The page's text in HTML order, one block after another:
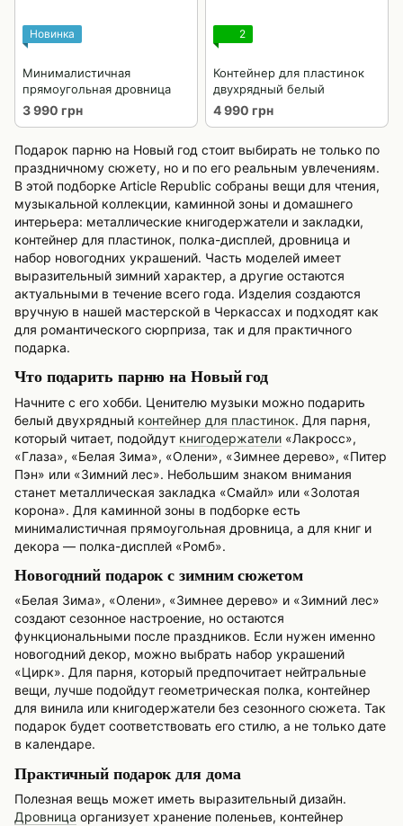
Новинка
Минималистичная
прямоугольная дровница
3 990 грн
2
Контейнер для пластинок
двухрядный белый
4 990 грн
Подарок парню на Новый год стоит выбирать не только по
праздничному сюжету, но и по его реальным увлечениям.
В этой подборке Article Republic собраны вещи для чтения,
музыкальной коллекции, каминной зоны и домашнего
интерьера: металлические книгодержатели и закладки,
контейнер для пластинок, полка-дисплей, дровница и
набор новогодних украшений. Часть моделей имеет
выразительный зимний характер, а другие остаются
актуальными в течение всего года. Изделия создаются
вручную в нашей мастерской в Черкассах и подходят как
для романтического сюрприза, так и для практичного
подарка.
Что подарить парню на Новый год
Начните с его хобби. Ценителю музыки можно подарить
белый двухрядный контейнер для пластинок. Для парня,
который читает, подойдут книгодержатели «Лакросс»,
«Глаза», «Белая Зима», «Олени», «Зимнее дерево», «Питер
Пэн» или «Зимний лес». Небольшим знаком внимания
станет металлическая закладка «Смайл» или «Золотая
корона». Для каминной зоны в подборке есть
минималистичная прямоугольная дровница, а для книг и
декора — полка-дисплей «Ромб».
Новогодний подарок с зимним сюжетом
«Белая Зима», «Олени», «Зимнее дерево» и «Зимний лес»
создают сезонное настроение, но остаются
функциональными после праздников. Если нужен именно
новогодний декор, можно выбрать набор украшений
«Цирк». Для парня, который предпочитает нейтральные
вещи, лучше подойдут геометрическая полка, контейнер
для винила или книгодержатели без сезонного сюжета. Так
подарок будет соответствовать его стилю, а не только дате
в календаре.
Практичный подарок для дома
Полезная вещь может иметь выразительный дизайн.
Дровница организует хранение поленьев, контейнер